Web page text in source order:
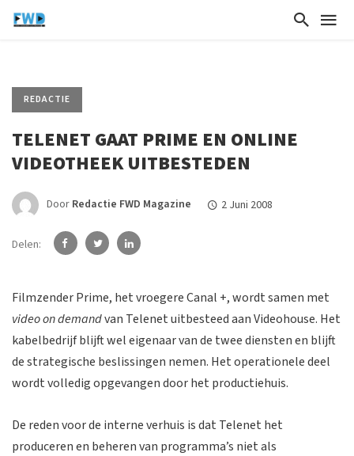
REDACTIE
TELENET GAAT PRIME EN ONLINE
VIDEOTHEEK UITBESTEDEN
Door Redactie FWD Magazine 2 Juni 2008
Delen:
Filmzender Prime, het vroegere Canal +, wordt samen met
video on demandvan Telenet uitbesteed aan Videohouse. Het
kabelbedrijf blijft wel eigenaar van de twee diensten en blijft
de strategische beslissingen nemen. Het operationele deel
wordt volledig opgevangen door het productiehuis.
De reden voor de interne verhuis is dat Telenet het
produceren en beheren van programma’s niet als